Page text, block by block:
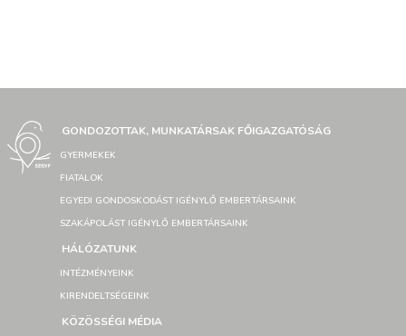
GONDOZOTTAK, MUNKATÁRSAK FŐIGAZGATÓSÁG
GYERMEKEK
FIATALOK
EGYEDI GONDOSKODÁST IGÉNYLŐ EMBERTÁRSAINK
SZAKÁPOLÁST IGÉNYLŐ EMBERTÁRSAINK
HÁLÓZATUNK
INTÉZMÉNYEINK
KIRENDELTSÉGEINK
KÖZÖSSÉGI MÉDIA